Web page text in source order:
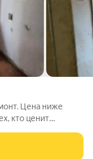
Цена ниже
кто ценит